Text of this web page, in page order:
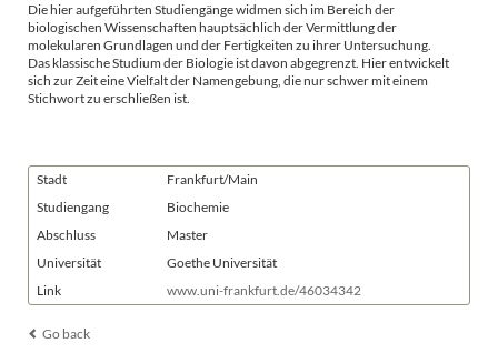
Die hier aufgeführten Studiengänge widmen sich im Bereich der
biologischen Wissenschaften hauptsächlich der Vermittlung der
molekularen Grundlagen und der Fertigkeiten zu ihrer Untersuchung.
Das klassische Studium der Biologie ist davon abgegrenzt. Hier entwickelt
sich zur Zeit eine Vielfalt der Namengebung, die nur schwer mit einem
Stichwort zu erschließen ist.
Stadt
Frankfurt/Main
Studiengang
Biochemie
Abschluss
Master
Universität
Goethe Universität
Link
www.uni-frankfurt.de/46034342
Go back